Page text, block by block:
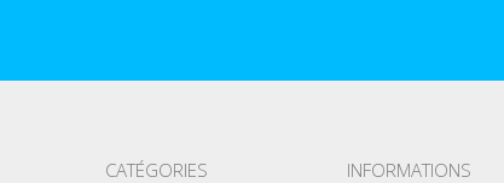
CATÉGORIES INFORMATIONS